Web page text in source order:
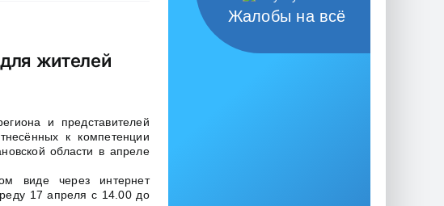
жителей
и представителей
к компетенции
области в апреле
виде через интернет
17 апреля с 14.00 до
Жалобы на всё